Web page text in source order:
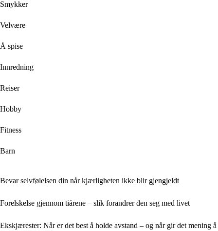
Smykker
Velvære
Å spise
Innredning
Reiser
Hobby
Fitness
Barn
Bevar selvfølelsen din når kjærligheten ikke blir gjengjeldt
Forelskelse gjennom tiårene – slik forandrer den seg med livet
Ekskjærester: Når er det best å holde avstand – og når gir det mening å